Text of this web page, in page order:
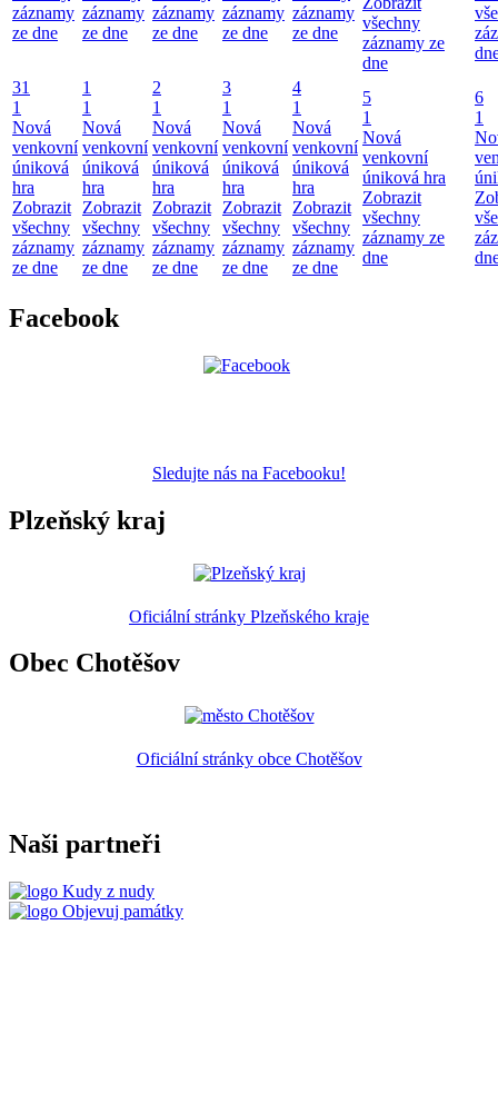
záznamy
ze dne
záznamy
ze dne
záznamy
ze dne
záznamy
ze dne
záznamy
ze dne
všechny
záznamy ze
dne
31
1
Nová
venkovní
úniková
hra
Zobrazit
všechny
záznamy
ze dne
1
1
Nová
venkovní
úniková
hra
Zobrazit
všechny
záznamy
ze dne
2
1
Nová
venkovní
úniková
hra
Zobrazit
všechny
záznamy
ze dne
3
1
Nová
venkovní
úniková
hra
Zobrazit
všechny
záznamy
ze dne
4
1
Nová
venkovní
úniková
hra
Zobrazit
všechny
záznamy
ze dne
5
1
Nová
venkovní
úniková hra
Zobrazit
všechny
záznamy ze
dne
6
1
Facebook
Sledujte nás na Facebooku!
Plzeňský kraj
Oficiální stránky Plzeňského kraje
Obec Chotěšov
Oficiální stránky obce Chotěšov
Naši partneři
Kudy z nudy
Objevuj památky